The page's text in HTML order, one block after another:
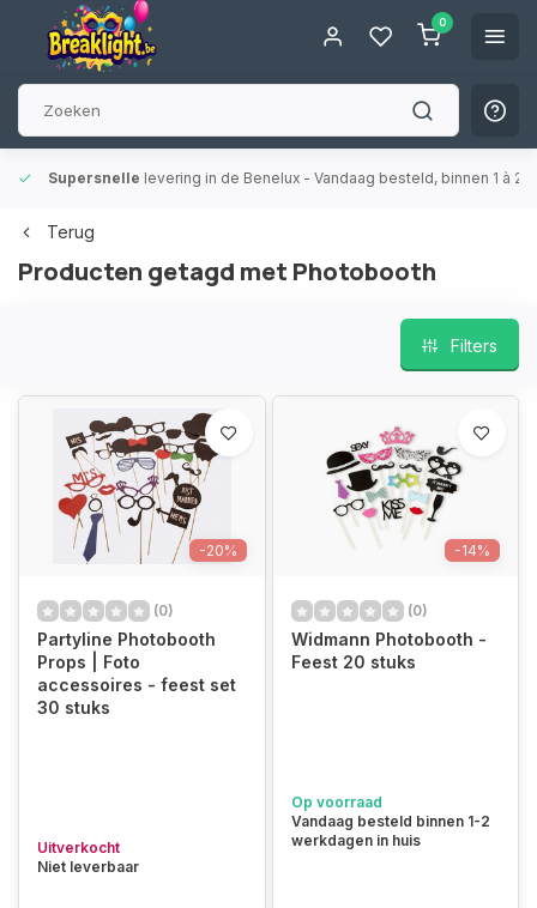
0
Supersnelle levering in de Benelux - Vandaag besteld, binnen 1 à 2
Terug
Producten getagd met Photobooth
Filters
-20%
(0)
Partyline Photobooth
Props | Foto
accessoires - feest set
30 stuks
Uitverkocht
Niet leverbaar
-14%
(0)
Widmann Photobooth -
Feest 20 stuks
Op voorraad
Vandaag besteld binnen 1-2
werkdagen in huis